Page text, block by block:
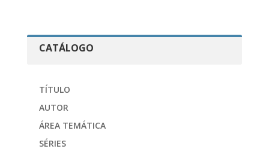
CATÁLOGO
TÍTULO
AUTOR
ÁREA TEMÁTICA
SÉRIES